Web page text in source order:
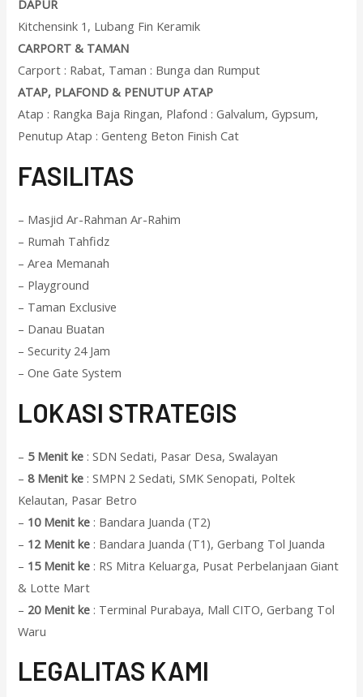
DAPUR
Kitchensink 1, Lubang Fin Keramik
CARPORT & TAMAN
Carport : Rabat, Taman : Bunga dan Rumput
ATAP, PLAFOND & PENUTUP ATAP
Atap : Rangka Baja Ringan, Plafond : Galvalum, Gypsum,
Penutup Atap : Genteng Beton Finish Cat
FASILITAS
– Masjid Ar-Rahman Ar-Rahim
– Rumah Tahfidz
– Area Memanah
– Playground
– Taman Exclusive
– Danau Buatan
– Security 24 Jam
– One Gate System
LOKASI STRATEGIS
– 5 Menit ke : SDN Sedati, Pasar Desa, Swalayan
–8 Menit ke : SMPN 2 Sedati, SMK Senopati, Poltek
Kelautan, Pasar Betro
– 10 Menit ke : Bandara Juanda (T2)
– 12 Menit ke : Bandara Juanda (T1), Gerbang Tol Juanda
– 15 Menit ke : RS Mitra Keluarga, Pusat Perbelanjaan Giant
& Lotte Mart
– 20 Menit ke : Terminal Purabaya, Mall CITO, Gerbang Tol
Waru
LEGALITAS KAMI